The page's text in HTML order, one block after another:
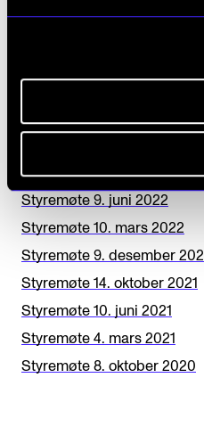
n
Styremøte 13. oktober 2022
Styremøte 9. juni 2022
Styremøte 10. mars 2022
Styremøte 9. desember
Styremøte 14. oktober 2021
Styremøte 10. juni 2021
Styremøte 4. mars 2021
Styremøte 8. oktober 2020